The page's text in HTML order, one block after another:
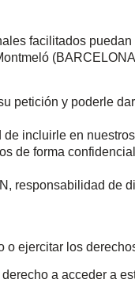
facilitados
petición y poderle
incluirle en
de forma
responsabilidad de
o ejercitar los
a acceder a